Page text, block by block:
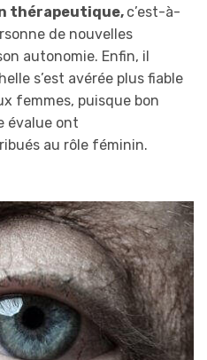
thérapeutique, c’est-à-
de nouvelles
autonomie. Enfin, il
s’est avérée plus fiable
femmes, puisque bon
évalue ont
au rôle féminin.